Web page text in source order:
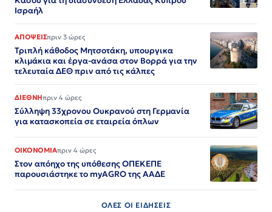
Ισραήλ
ΑΠΟΨΕΙΣπριν 3 ώρες
Τριπλή κάθοδος Μητσοτάκη, υπουργικα
κλιμάκια και έργα-ανάσα στον Βορρά για την
τελευταία ΔΕΘ πριν από τις κάλπες
ΔΙΕΘΝΗπριν 4 ώρες
Σύλληψη 33χρονου Ουκρανού στη Γερμανία
για κατασκοπεία σε εταιρεία όπλων
ΟΙΚΟΝΟΜΙΑπριν 4 ώρες
Στον απόηχο της υπόθεσης ΟΠΕΚΕΠΕ
παρουσιάστηκε το myAGRO της ΑΑΔΕ
ΟΛΕΣ ΟΙ ΕΙΔΗΣΕΙΣ